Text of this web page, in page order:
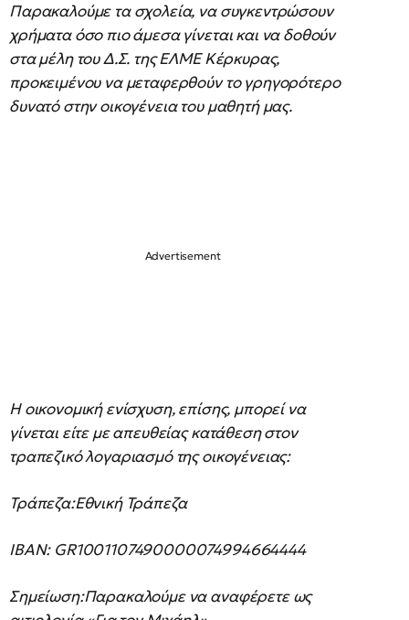
Παρακαλούμε τα σχολεία, να συγκεντρώσουν
χρήματα όσο πιο άμεσα γίνεται και να δοθούν
στα μέλη του Δ.Σ. της ΕΛΜΕ Κέρκυρας,
προκειμένου να μεταφερθούν το γρηγορότερο
δυνατό στην οικογένεια του μαθητή μας.
Η οικονομική ενίσχυση, επίσης, μπορεί να
γίνεται είτε με απευθείας κατάθεση στον
τραπεζικό λογαριασμό της οικογένειας:
Τράπεζα:Εθνική Τράπεζα
IBAN: GR1001107490000074994664444
Σημείωση:Παρακαλούμε να αναφέρετε ως